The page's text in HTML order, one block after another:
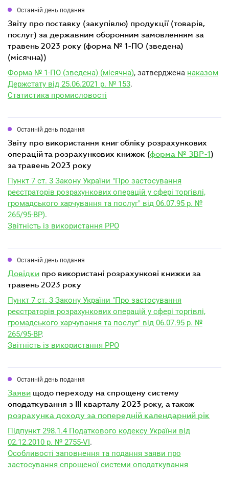
Останній день подання
звіту про поставку (закупівлю) продукції (товарів,
послуг) за державним оборонним замовленням за
травень 2023 року (форма № 1-ПО (зведена)
(місячна))
Форма № 1-ПО (зведена) (місячна), затверджена наказом
Держстату від 25.06.2021 р. № 153.
Статистика промисловості
Останній день подання
звіту про використання книг обліку розрахункових
операцій та розрахункових книжок (форма № ЗВР-1)
за травень 2023 року
Пункт 7 ст. 3 Закону України "Про застосування
реєстраторів розрахункових операцій у сфері торгівлі,
громадського харчування та послуг" від 06.07.95 р. №
265/95-ВР).
Звітність із використання РРО
Останній день подання
довідки про використані розрахункові книжки за
травень 2023 року
Пункт 7 ст. 3 Закону України "Про застосування
реєстраторів розрахункових операцій у сфері торгівлі,
громадського харчування та послуг" від 06.07.95 р. №
265/95-ВР.
Звітність із використання РРО
Останній день подання
заяви щодо переходу на спрощену систему
оподаткування з III кварталу 2023 року, а також
розрахунка доходу за попередній календарний рік
Підпункт 298.1.4 Податкового кодексу України від
02.12.2010 р. № 2755-VI.
Особливості заповнення та подання заяви про
застосування спрощеної системи оподаткування